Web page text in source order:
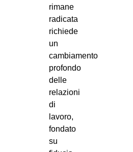
rimane
radicata
richiede
un
cambiamento
profondo
delle
relazioni
di
lavoro,
fondato
su